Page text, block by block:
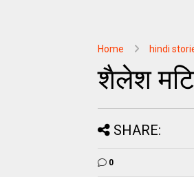
Home hindi
शैलेश
SHARE:
0